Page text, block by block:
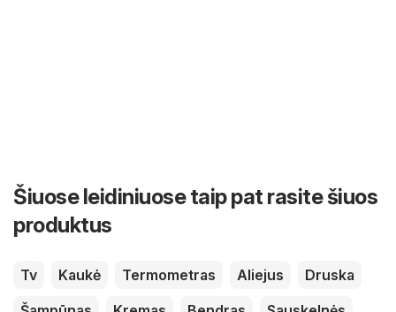
Šiuose leidiniuose taip pat rasite šiuos
produktus
Tv Kaukė Termometras Aliejus
Druska